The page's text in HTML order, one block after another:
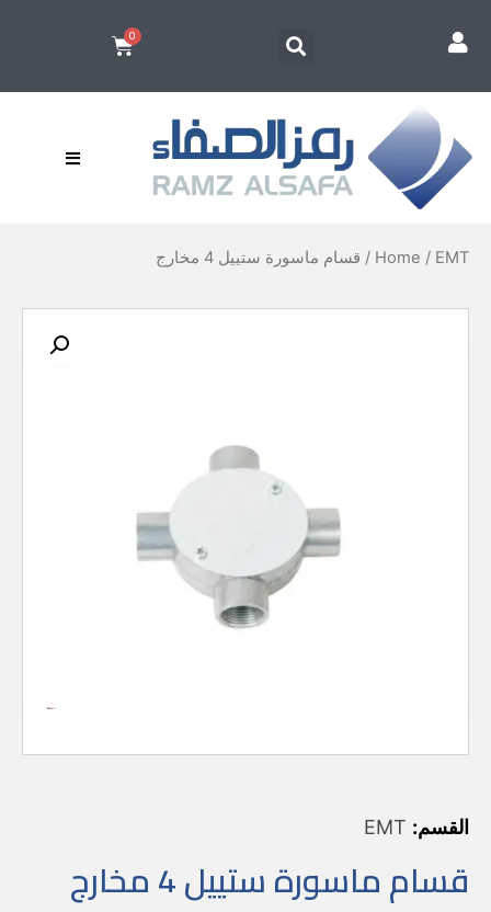
Home / EMT / قسام ماسورة ستييل 4 مخارج
القسم: EMT
قسام ماسورة ستييل 4 مخارج